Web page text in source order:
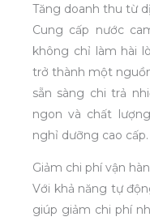
Tăng doanh thu từ
Cung cấp nước
không chỉ làm hài
trở thành một
sẵn sàng chi trả
ngon và chất
nghỉ dưỡng cao cấp.
Giảm chi phí vận
Với khả năng tự
giúp giảm chi phí